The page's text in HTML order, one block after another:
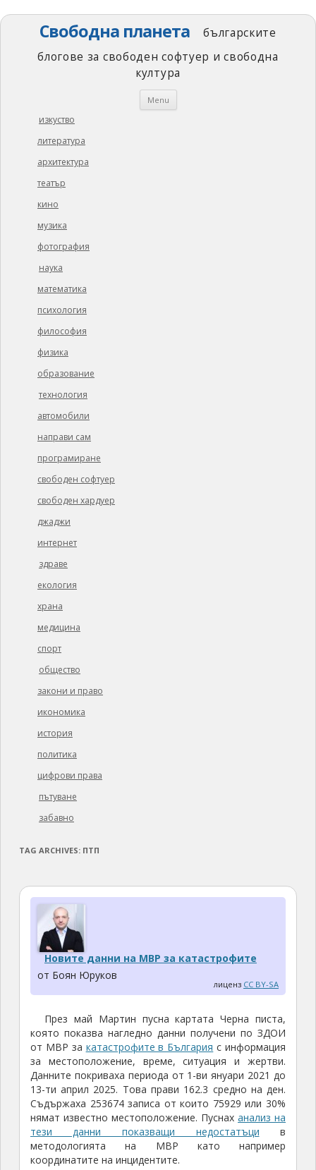
Свободна планета
българските
блогове за свободен софтуер и свободна
култура
Menu Skip
изкуство
литература
архитектура
театър
кино
музика
фотография
наука
математика
психология
философия
физика
образование
технология
автомобили
направи сам
програмиране
свободен софтуер
свободен хардуер
джаджи
интернет
здраве
екология
храна
медицина
спорт
общество
закони и право
икономика
история
политика
цифрови права
пътуване
забавно
TAG ARCHIVES: ПТП
Новите данни на МВР за катастрофите
от Боян Юруков
лиценз CC BY-SA
През май Мартин пусна картата Черна писта,
която показва нагледно данни получени по ЗДОИ
от МВР за катастрофите в България с информация
за местоположение, време, ситуация и жертви.
Данните покриваха периода от 1-ви януари 2021 до
13-ти април 2025. Това прави 162.3 средно на ден.
Съдържаха 253674 записа от които 75929 или 30%
нямат известно местоположение. Пуснаханализ на
тези данни показващи недостатъци в
методологията на МВР като например
координатите на инцидентите.